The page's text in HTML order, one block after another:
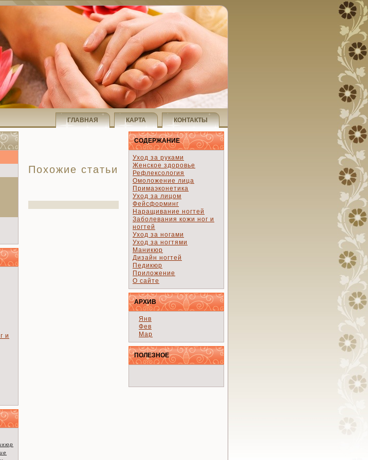
ГЛАВНАЯ КАРТА КОНТАКТЫ
и
Похожие статьи
СОДЕРЖАНИЕ
Уход за руками
Женское здоровье
Рефлексология
Омоложение лица
Примаэконетика
Уход за лицом
Фейсформинг
Наращивание ногтей
Заболевания кожи ног и
ногтей
Уход за ногами
Уход за ногтями
Маникюр
Дизайн ногтей
Педикюр
Приложение
О сайте
АРХИВ
Янв
Фев
Мар
ПОЛЕЗНОЕ